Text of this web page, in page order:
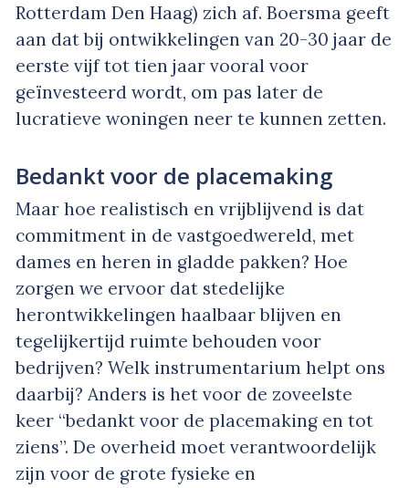
Rotterdam Den Haag) zich af. Boersma geeft
aan dat bij ontwikkelingen van 20-30 jaar de
eerste vijf tot tien jaar vooral voor
geïnvesteerd wordt, om pas later de
lucratieve woningen neer te kunnen zetten.
Bedankt voor de placemaking
Maar hoe realistisch en vrijblijvend is dat
commitment in de vastgoedwereld, met
dames en heren in gladde pakken? Hoe
zorgen we ervoor dat stedelijke
herontwikkelingen haalbaar blijven en
tegelijkertijd ruimte behouden voor
bedrijven? Welk instrumentarium helpt ons
daarbij? Anders is het voor de zoveelste
keer “bedankt voor de placemaking en tot
ziens”. De overheid moet verantwoordelijk
zijn voor de grote fysieke en